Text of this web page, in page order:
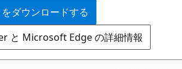
ダウンロードする
と Microsoft Edge の詳細情報